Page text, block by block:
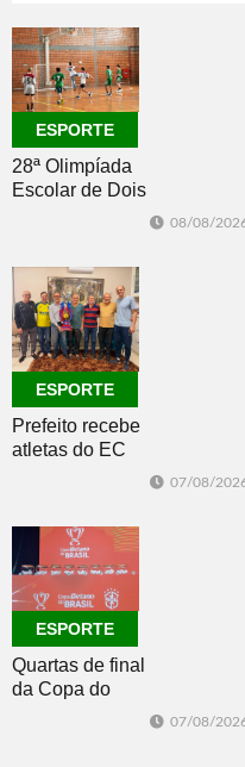
ESPORTE
28ª Olimpíada
Escolar de Dois
08/08/
ESPORTE
Prefeito recebe
atletas do EC
Master 65+
07/08/
ESPORTE
Quartas de final
da Copa do
Brasil 2026: veja
07/08/